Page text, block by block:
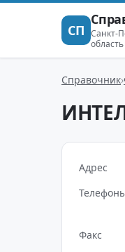
СП Санкт-
область
Справочник
Адрес
Факс